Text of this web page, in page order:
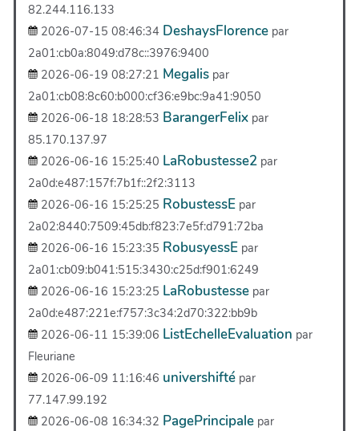
82.244.116.133
2026-07-15 08:46:34 DeshaysFlorence par
2a01:cb0a:8049:d78c::3976:9400
2026-06-19 08:27:21 Megalis par
2a01:cb08:8c60:b000:cf36:e9bc:9a41:9050
2026-06-18 18:28:53 BarangerFelix par
85.170.137.97
2026-06-16 15:25:40 LaRobustesse2 par
2a0d:e487:157f:7b1f::2f2:3113
2026-06-16 15:25:25 RobustessE par
2a02:8440:7509:45db:f823:7e5f:d791:72ba
2026-06-16 15:23:35 RobusyessE par
2a01:cb09:b041:515:3430:c25d:f901:6249
2026-06-16 15:23:25 LaRobustesse par
2a0d:e487:221e:f757:3c34:2d70:322:bb9b
2026-06-11 15:39:06 ListEchelleEvaluation par
Fleuriane
2026-06-09 11:16:46 univershifté par
77.147.99.192
2026-06-08 16:34:32 PagePrincipale par